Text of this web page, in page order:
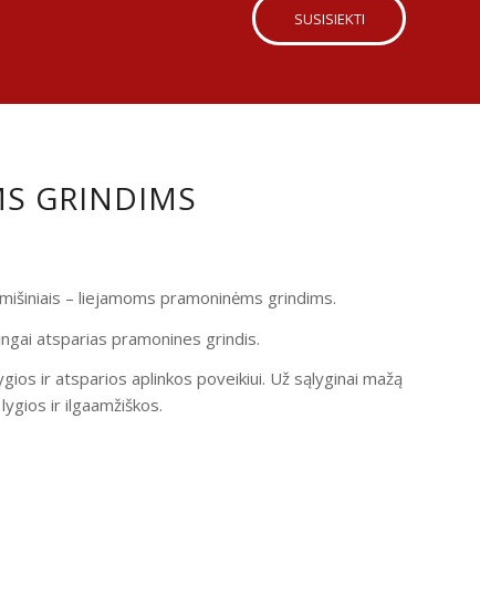
SUSISIEKTI
GRINDIMS
– liejamoms pramoninėms grindims.
atsparias pramonines grindis.
ir atsparios aplinkos poveikiui. Už sąlyginai mažą
ir ilgaamžiškos.